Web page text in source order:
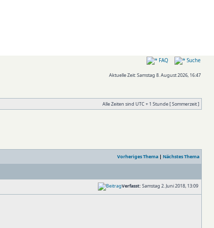
FAQ Suche
Aktuelle Zeit: Samstag 8. August 2026, 16:47
Alle Zeiten sind UTC + 1 Stunde [ Sommerzeit ]
Vorheriges Thema | Nächstes Thema
Verfasst: Samstag 2. Juni 2018, 13:09